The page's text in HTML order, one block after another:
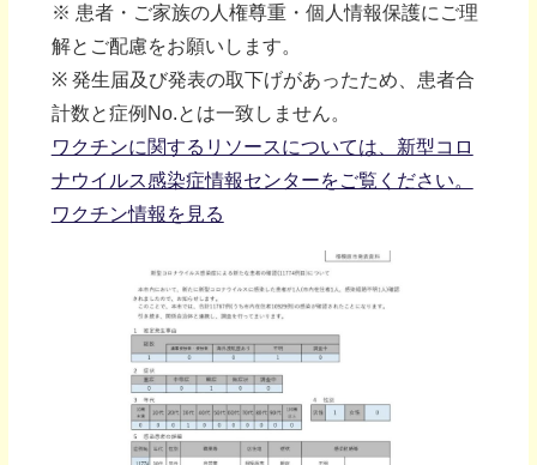
※ 患者・ご家族の人権尊重・個人情報保護にご理
解とご配慮をお願いします。
※ 発生届及び発表の取下げがあったため、患者合
計数と症例No.とは一致しません。
ワクチンに関するリソースについては、新型コロ
ナウイルス感染症情報センターをご覧ください。
ワクチン情報を見る